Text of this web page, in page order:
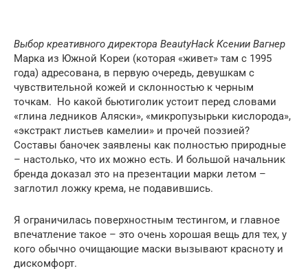
Выбор креативного директора BeautyHack Ксении Вагнер
Марка из Южной Кореи (которая «живет» там с 1995
года) адресована, в первую очередь, девушкам с
чувствительной кожей и склонностью к черным
точкам. Но какой бьютиголик устоит перед словами
«глина ледников Аляски», «микропузырьки кислорода»,
«экстракт листьев камелии» и прочей поэзией?
Составы баночек заявлены как полностью природные
– настолько, что их можно есть. И большой начальник
бренда доказал это на презентации марки летом –
заглотил ложку крема, не подавившись.
Я ограничилась поверхностным тестингом, и главное
впечатление такое – это очень хорошая вещь для тех, у
кого обычно очищающие маски вызывают красноту и
дискомфорт.